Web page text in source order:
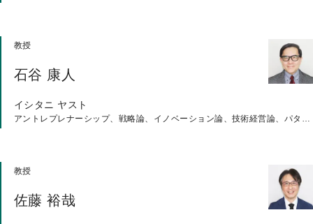
教授
石谷 康人
イシタニ ヤスト
アントレプレナーシップ、戦略論、イノベーション論、技術経営論、パターン認識・理解、ヒューマン・マシン・インタラクション、人工知能（応用）
教授
佐藤 裕哉